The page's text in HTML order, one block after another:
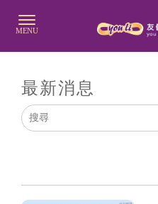
最新消息